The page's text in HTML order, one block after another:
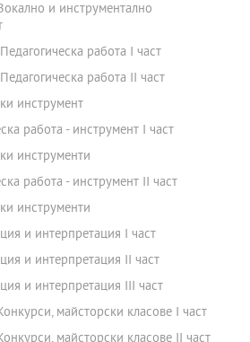
и инструментално
работа І част
работа ІІ част
инструмент
работа - инструмент I част
инструменти
работа - инструмент ІІ част
инструменти
и интерпретация I част
и интерпретация II част
и интерпретация III част
майсторски класове I част